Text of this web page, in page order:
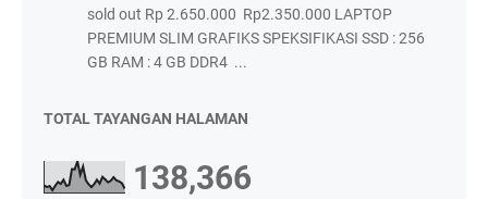
sold out Rp 2.650.000 Rp2.350.000 LAPTOP
PREMIUM SLIM GRAFIKS SPEKSIFIKASI SSD : 256
GB RAM : 4 GB DDR4 ...
TOTAL TAYANGAN HALAMAN
138,366